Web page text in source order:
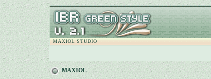
MAXIOL STUDIO
MAXIOL